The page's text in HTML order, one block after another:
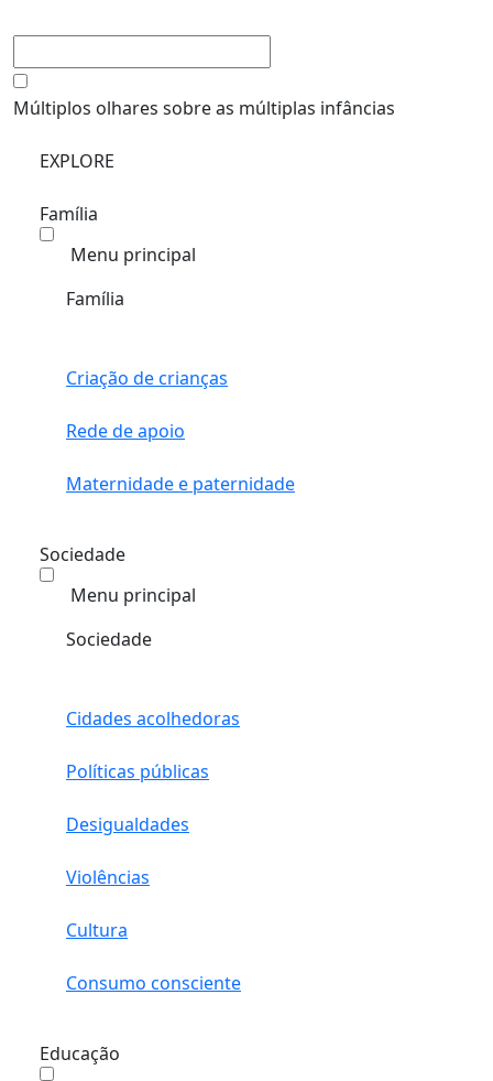
Múltiplos olhares sobre as múltiplas infâncias
EXPLORE
Família
Menu principal
Família
Criação de crianças
Rede de apoio
Maternidade e paternidade
Sociedade
Menu principal
Sociedade
Cidades acolhedoras
Políticas públicas
Desigualdades
Violências
Cultura
Consumo consciente
Educação